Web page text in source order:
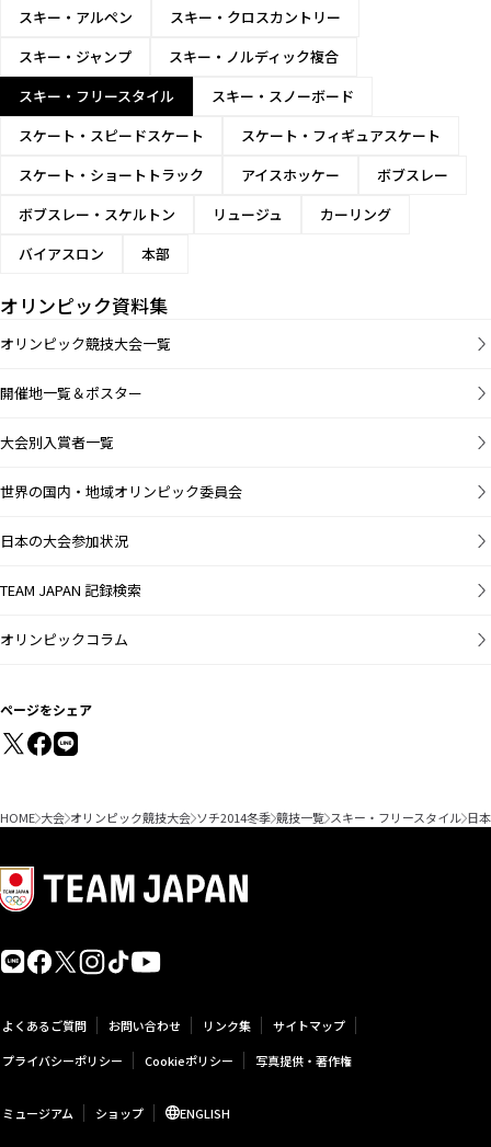
スキー・アルペン
スキー・クロスカントリー
スキー・ジャンプ
スキー・ノルディック複合
スキー・フリースタイル
スキー・スノーボード
スケート・スピードスケート
スケート・フィギュアスケート
スケート・ショートトラック
アイスホッケー
ボブスレー
ボブスレー・スケルトン
リュージュ
カーリング
バイアスロン
本部
オリンピック資料集
オリンピック競技大会一覧
開催地一覧＆ポスター
大会別入賞者一覧
世界の国内・地域オリンピック委員会
日本の大会参加状況
TEAM JAPAN 記録検索
オリンピックコラム
ページをシェア
HOME 大会 オリンピック競技大会 ソチ2014冬季 競技一覧 スキー・フリースタイル 日
よくあるご質問 お問い合わせ リンク集
サイトマップ
プライバシーポリシー
Cookieポリシー 写真提供・著作権
ミュージアム ショップ ENGLISH